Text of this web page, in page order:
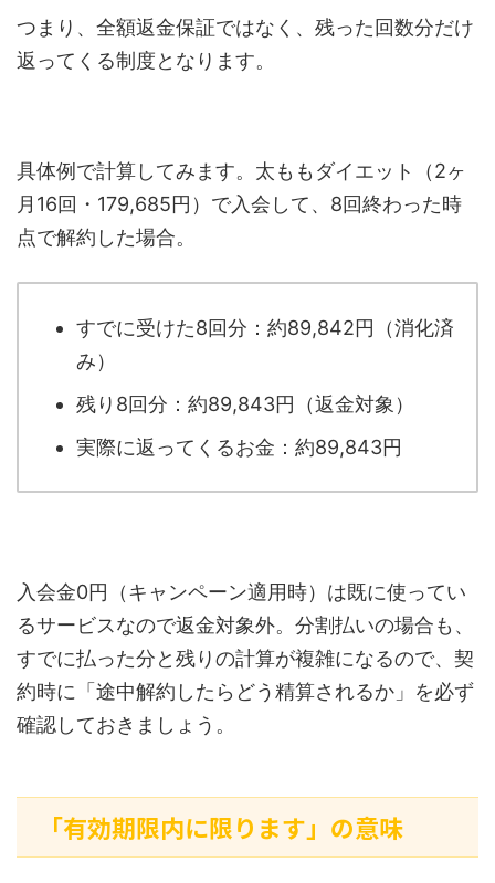
つまり、全額返金保証ではなく、残った回数分だけ
返ってくる制度となります。
具体例で計算してみます。太ももダイエット（2ヶ
月16回・179,685円）で入会して、8回終わった時
点で解約した場合。
すでに受けた8回分：約89,842円（消化済
み）
残り8回分：約89,843円（返金対象）
実際に返ってくるお金：約89,843円
入会金0円（キャンペーン適用時）は既に使ってい
るサービスなので返金対象外。分割払いの場合も、
すでに払った分と残りの計算が複雑になるので、契
約時に「途中解約したらどう精算されるか」を必ず
確認しておきましょう。
「有効期限内に限ります」の意味